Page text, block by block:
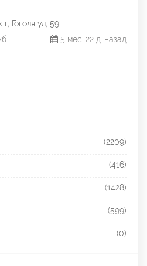
Гоголя ул, 59
5 мес. 22 д. назад
(2209)
(416)
(1428)
(599)
(0)